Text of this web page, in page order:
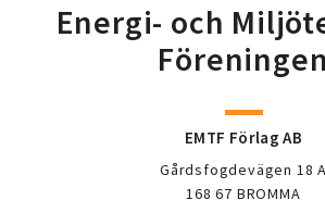
Energi- och
Föreningen
EMTF Förlag AB
Gårdsfogdevägen 18 A
168 67 BROMMA